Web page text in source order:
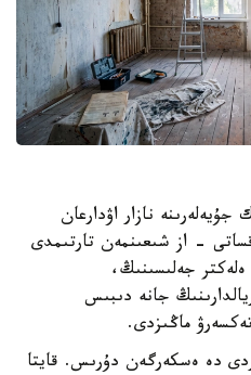
نازار اۋدارعان
- از شىعىنمەن تارتىمدى
جەلىسىنىڭ،
جانە دىبىس
ماڭىزدى.
دە ەسكەرگەن دۇرىس. قايتا